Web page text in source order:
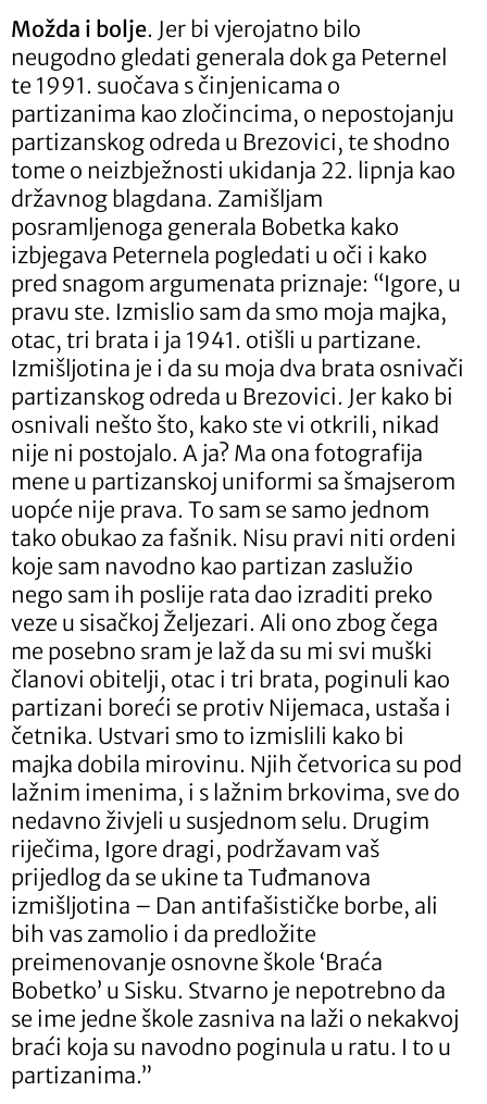
Možda i bolje. Jer bi vjerojatno bilo
neugodno gledati generala dok ga Peternel
te 1991. suočava s činjenicama o
partizanima kao zločincima, o nepostojanju
partizanskog odreda u Brezovici, te shodno
tome o neizbježnosti ukidanja 22. lipnja kao
državnog blagdana. Zamišljam
posramljenoga generala Bobetka kako
izbjegava Peternela pogledati u oči i kako
pred snagom argumenata priznaje: “Igore, u
pravu ste. Izmislio sam da smo moja majka,
otac, tri brata i ja 1941. otišli u partizane.
Izmišljotina je i da su moja dva brata osnivači
partizanskog odreda u Brezovici. Jer kako bi
osnivali nešto što, kako ste vi otkrili, nikad
nije ni postojalo. A ja? Ma ona fotografija
mene u partizanskoj uniformi sa šmajserom
uopće nije prava. To sam se samo jednom
tako obukao za fašnik. Nisu pravi niti ordeni
koje sam navodno kao partizan zaslužio
nego sam ih poslije rata dao izraditi preko
veze u sisačkoj Željezari. Ali ono zbog čega
me posebno sram je laž da su mi svi muški
članovi obitelji, otac i tri brata, poginuli kao
partizani boreći se protiv Nijemaca, ustaša i
četnika. Ustvari smo to izmislili kako bi
majka dobila mirovinu. Njih četvorica su pod
lažnim imenima, i s lažnim brkovima, sve do
nedavno živjeli u susjednom selu. Drugim
riječima, Igore dragi, podržavam vaš
prijedlog da se ukine ta Tuđmanova
izmišljotina – Dan antifašističke borbe, ali
bih vas zamolio i da predložite
preimenovanje osnovne škole ‘Braća
Bobetko’ u Sisku. Stvarno je nepotrebno da
se ime jedne škole zasniva na laži o nekakvoj
braći koja su navodno poginula u ratu. I to u
partizanima.”